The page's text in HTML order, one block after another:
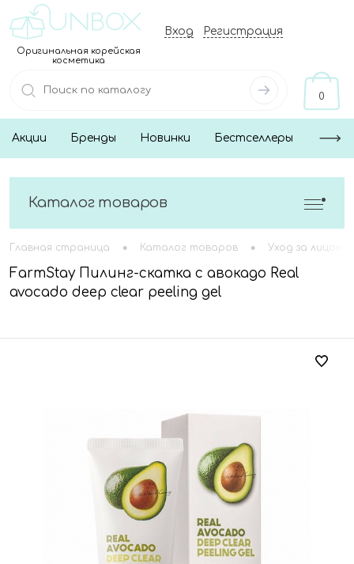
Оригинальная корейская
косметика
Вход Регистрация
0
Акции Бренды Новинки Бестселлеры
Каталог товаров
Главная страница • Каталог товаров • Уход за лицом
FarmStay Пилинг-скатка с авокадо Real
avocado deep clear peeling gel